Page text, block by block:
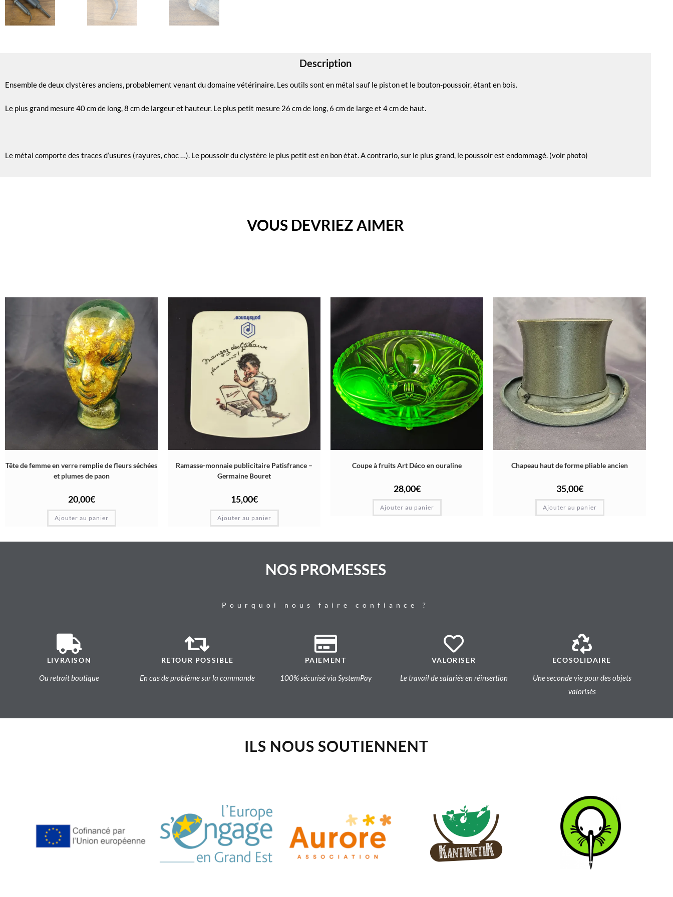
Description
Ensemble de deux clystères anciens, probablement venant du domaine vétérinaire. Les outils sont en métal sauf le piston et le bouton-poussoir, étant en bois.
Le plus grand mesure 40 cm de long, 8 cm de largeur et hauteur. Le plus petit mesure 26 cm de long, 6 cm de large et 4 cm de haut.
Le métal comporte des traces d’usures (rayures, choc …). Le poussoir du clystère le plus petit est en bon état. A contrario, sur le plus grand, le poussoir est endommagé. (voir photo)
VOUS DEVRIEZ AIMER
Tête de femme en verre remplie de fleurs séchées
et plumes de paon
20,00€
Ajouter au panier
Ramasse-monnaie publicitaire Patisfrance –
Germaine Bouret
15,00€
Ajouter au panier
Coupe à fruits Art Déco en ouraline
28,00€
Ajouter au panier
Chapeau haut de forme pliable ancien
35,00€
Ajouter au panier
NOS PROMESSES
Pourquoi nous faire confiance ?
LIVRAISON
Ou retrait boutique
RETOUR POSSIBLE
En cas de problème sur la commande
PAIEMENT
100% sécurisé via SystemPay
VALORISER
Le travail de salariés en réinsertion
ECOSOLIDAIRE
Une seconde vie pour des objets
valorisés
ILS NOUS SOUTIENNENT